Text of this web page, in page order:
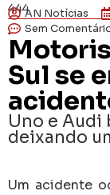
444AN Notícias
Sem
Sul se
Uno e Audi
deixando
Um acidente